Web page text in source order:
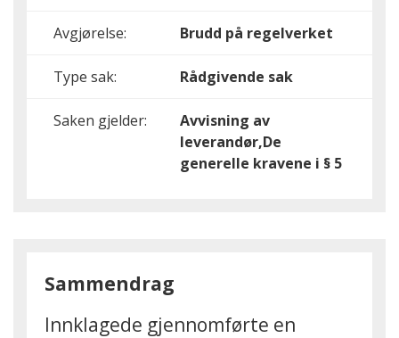
Avgjørelse: Brudd på regelverket
Type sak: Rådgivende sak
Saken gjelder:
Avvisning av
leverandør,De
generelle kravene i § 5
Sammendrag
Innklagede gjennomførte en